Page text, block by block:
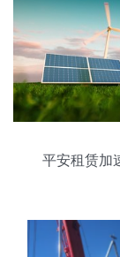
平安租赁加